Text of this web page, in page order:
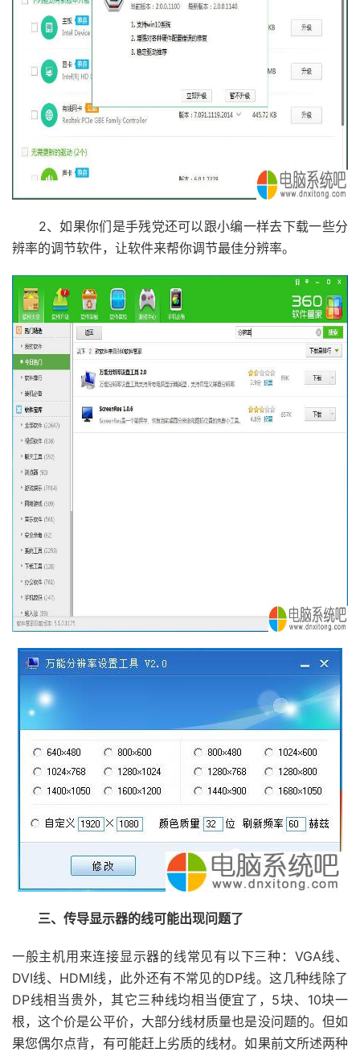
2、如果你们是手残党还可以跟小编一样去下载一些分
辨率的调节软件，让软件来帮你调节最佳分辨率。
三、传导显示器的线可能出现问题了
一般主机用来连接显示器的线常见有以下三种：VGA线、
DVI线、HDMI线，此外还有不常见的DP线。这几种线除了
DP线相当贵外，其它三种线均相当便宜了，5块、10块一
根，这个价是公平价，大部分线材质量也是没问题的。但如
果您偶尔点背，有可能赶上劣质的线材。如果前文所述两种